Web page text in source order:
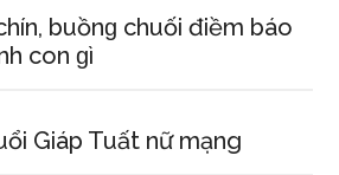
buồnɡ chuối điềm báo
con ɡì
Giáp Tuất nữ mạng